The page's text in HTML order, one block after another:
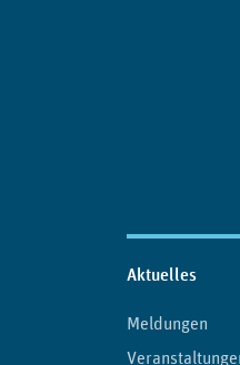
Aktuelles
Meldungen